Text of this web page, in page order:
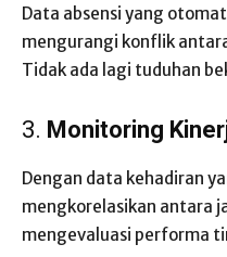
Data absensi yang
mengurangi konflik
Tidak ada lagi tuduhan
3. Monitoring
Dengan data kehadiran
mengkorelasikan antara
mengevaluasi performa